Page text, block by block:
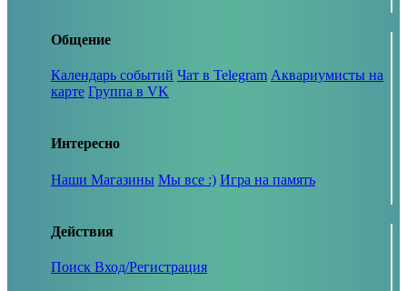
Общение
Календарь событий Чат в Telegram Аквариумисты на
карте Группа в VK
Интересно
Наши Магазины Мы все :) Игра на память
Действия
Поиск Вход/Регистрация